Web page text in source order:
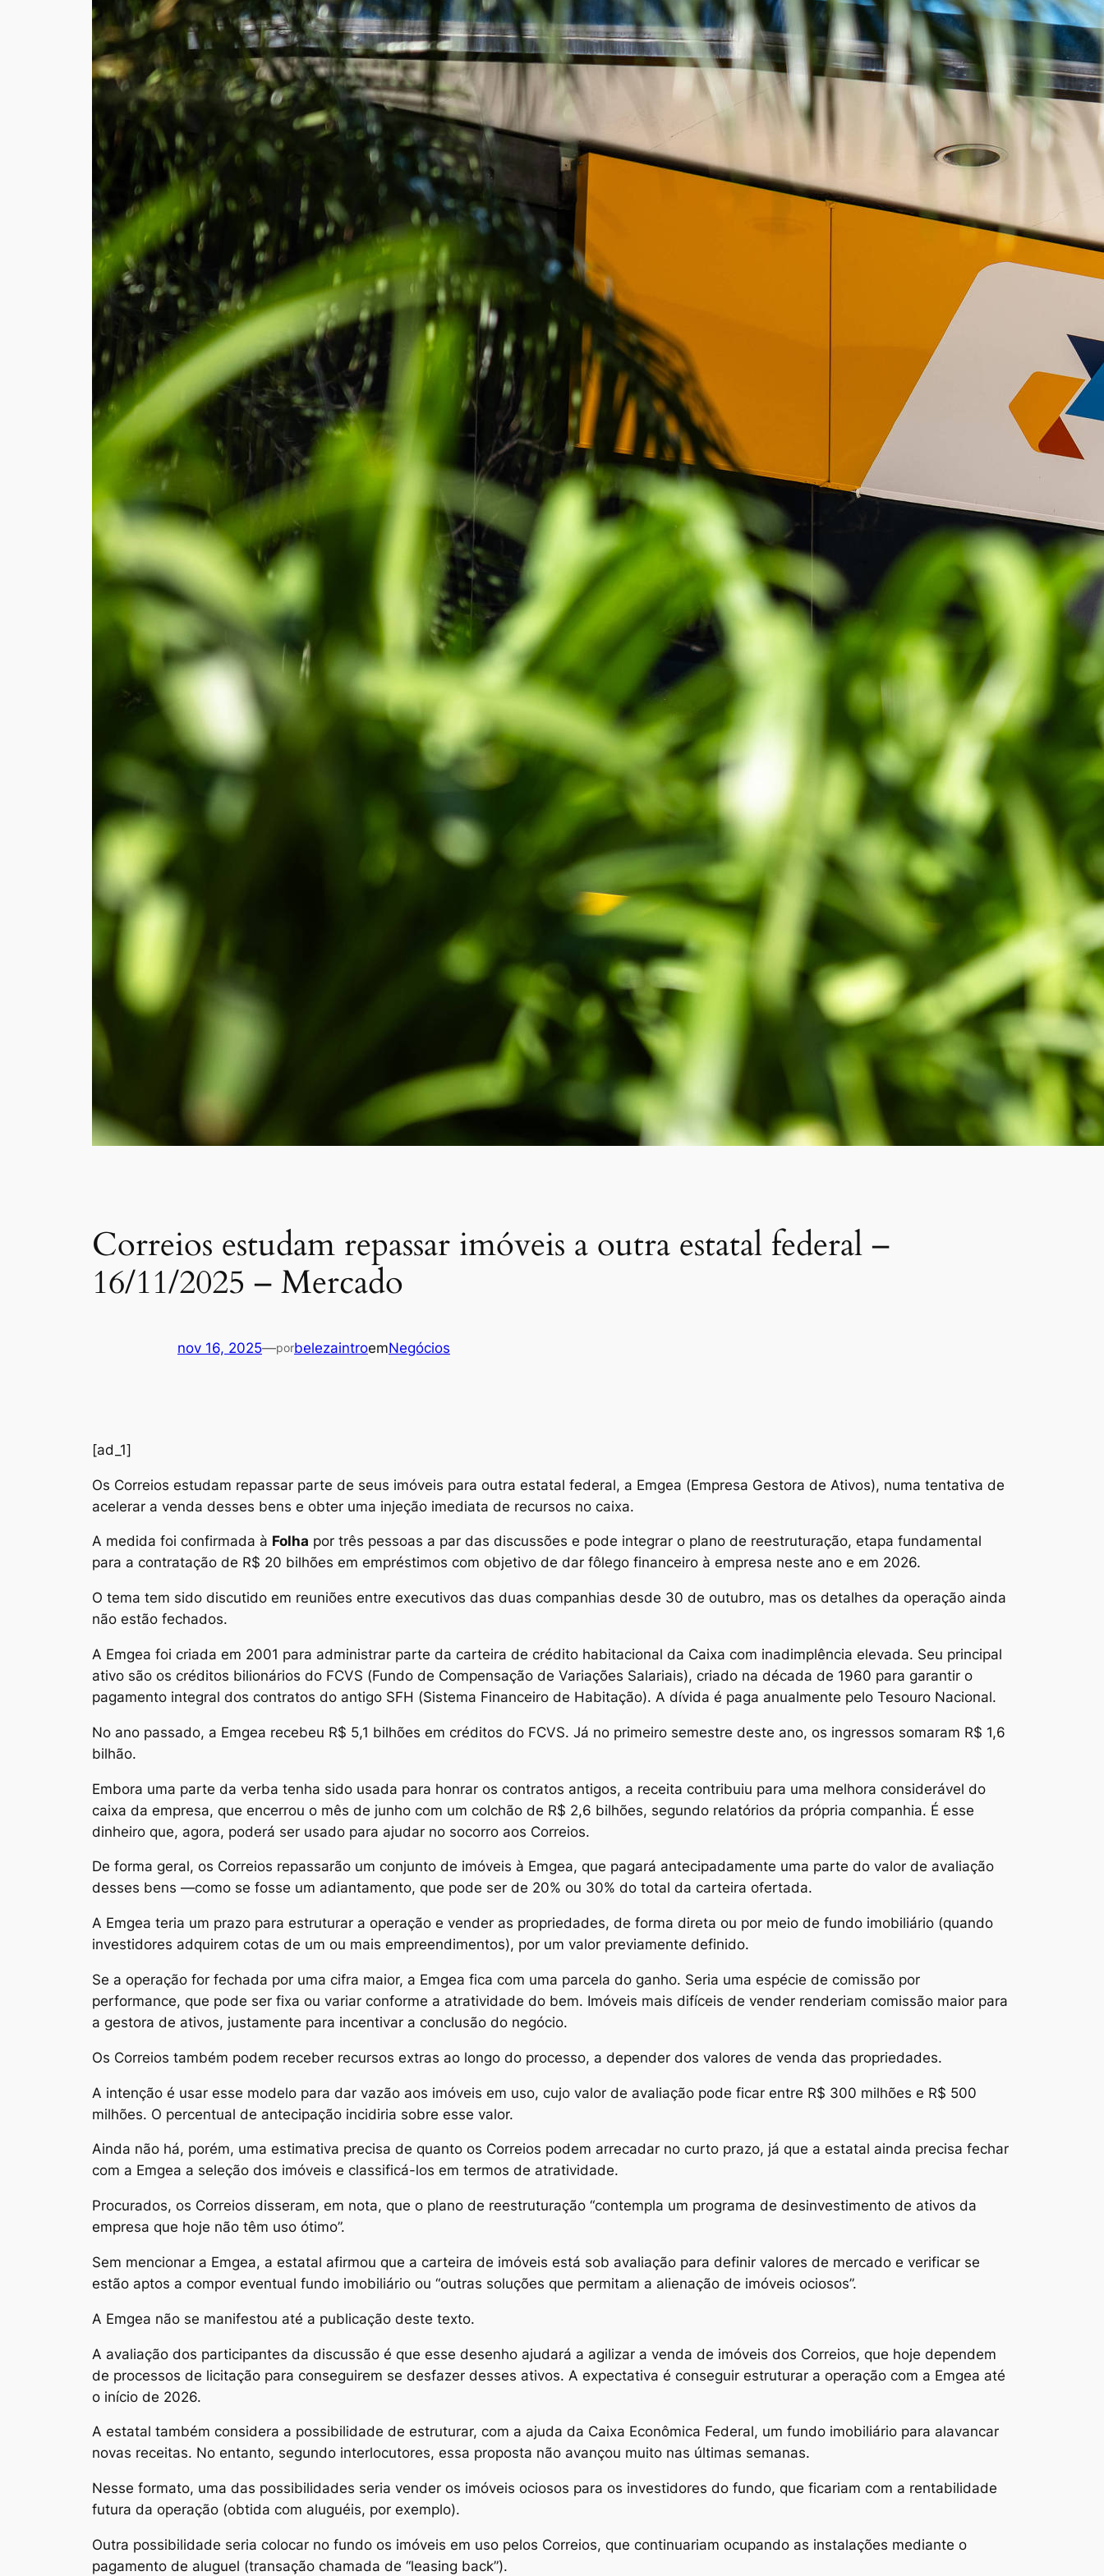
Correios estudam repassar imóveis a outra estatal federal –
16/11/2025 – Mercado
nov 16, 2025—porbelezaintroemNegócios
[ad_1]
Os Correios estudam repassar parte de seus imóveis para outra estatal federal, a Emgea (Empresa Gestora de Ativos), numa tentativa de
acelerar a venda desses bens e obter uma injeção imediata de recursos no caixa.
A medida foi confirmada à Folha por três pessoas a par das discussões e pode integrar o plano de reestruturação, etapa fundamental
para a contratação de R$ 20 bilhões em empréstimos com objetivo de dar fôlego financeiro à empresa neste ano e em 2026.
O tema tem sido discutido em reuniões entre executivos das duas companhias desde 30 de outubro, mas os detalhes da operação ainda
não estão fechados.
A Emgea foi criada em 2001 para administrar parte da carteira de crédito habitacional da Caixa com inadimplência elevada. Seu principal
ativo são os créditos bilionários do FCVS (Fundo de Compensação de Variações Salariais), criado na década de 1960 para garantir o
pagamento integral dos contratos do antigo SFH (Sistema Financeiro de Habitação). A dívida é paga anualmente pelo Tesouro Nacional.
No ano passado, a Emgea recebeu R$ 5,1 bilhões em créditos do FCVS. Já no primeiro semestre deste ano, os ingressos somaram R$ 1,6
bilhão.
Embora uma parte da verba tenha sido usada para honrar os contratos antigos, a receita contribuiu para uma melhora considerável do
caixa da empresa, que encerrou o mês de junho com um colchão de R$ 2,6 bilhões, segundo relatórios da própria companhia. É esse
dinheiro que, agora, poderá ser usado para ajudar no socorro aos Correios.
De forma geral, os Correios repassarão um conjunto de imóveis à Emgea, que pagará antecipadamente uma parte do valor de avaliação
desses bens —como se fosse um adiantamento, que pode ser de 20% ou 30% do total da carteira ofertada.
A Emgea teria um prazo para estruturar a operação e vender as propriedades, de forma direta ou por meio de fundo imobiliário (quando
investidores adquirem cotas de um ou mais empreendimentos), por um valor previamente definido.
Se a operação for fechada por uma cifra maior, a Emgea fica com uma parcela do ganho. Seria uma espécie de comissão por
performance, que pode ser fixa ou variar conforme a atratividade do bem. Imóveis mais difíceis de vender renderiam comissão maior para
a gestora de ativos, justamente para incentivar a conclusão do negócio.
Os Correios também podem receber recursos extras ao longo do processo, a depender dos valores de venda das propriedades.
A intenção é usar esse modelo para dar vazão aos imóveis em uso, cujo valor de avaliação pode ficar entre R$ 300 milhões e R$ 500
milhões. O percentual de antecipação incidiria sobre esse valor.
Ainda não há, porém, uma estimativa precisa de quanto os Correios podem arrecadar no curto prazo, já que a estatal ainda precisa fechar
com a Emgea a seleção dos imóveis e classificá-los em termos de atratividade.
Procurados, os Correios disseram, em nota, que o plano de reestruturação “contempla um programa de desinvestimento de ativos da
empresa que hoje não têm uso ótimo”.
Sem mencionar a Emgea, a estatal afirmou que a carteira de imóveis está sob avaliação para definir valores de mercado e verificar se
estão aptos a compor eventual fundo imobiliário ou “outras soluções que permitam a alienação de imóveis ociosos”.
A Emgea não se manifestou até a publicação deste texto.
A avaliação dos participantes da discussão é que esse desenho ajudará a agilizar a venda de imóveis dos Correios, que hoje dependem
de processos de licitação para conseguirem se desfazer desses ativos. A expectativa é conseguir estruturar a operação com a Emgea até
o início de 2026.
A estatal também considera a possibilidade de estruturar, com a ajuda da Caixa Econômica Federal, um fundo imobiliário para alavancar
novas receitas. No entanto, segundo interlocutores, essa proposta não avançou muito nas últimas semanas.
Nesse formato, uma das possibilidades seria vender os imóveis ociosos para os investidores do fundo, que ficariam com a rentabilidade
futura da operação (obtida com aluguéis, por exemplo).
Outra possibilidade seria colocar no fundo os imóveis em uso pelos Correios, que continuariam ocupando as instalações mediante o
pagamento de aluguel (transação chamada de “leasing back”).